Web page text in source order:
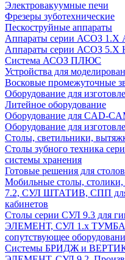
Электровакуумные печи
Фрезеры зуботехнические
Пескоструйные аппараты
Аппараты серии АСОЗ 1.Х
Аппараты серии АСОЗ
Система АСОЗ ПЛЮС
Устройства для
Восковые промежуточные
Оборудование для
Литейное оборудование
Оборудование для CAD-
Оборудование для
Cтолы, светильники,
Столы зубного техника
системы хранения
Готовые решения для
Мобильные столы,
7.2, СУЛ ШТАТИВ, СПП для
кабинетов
Столы серии СУЛ 9.3 для
ЭЛЕМЕНТ, СУЛ 1.х ТУМБА.
сопутствующее
Системы БРИДЖ и